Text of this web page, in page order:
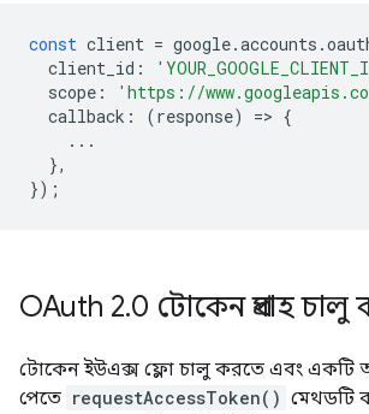
const client = google.accounts .
client_id :
scope :
'https://
callback : (response) => {
...
},
});
OAuth 2.0 টোকেন প্রবাহ
টোকেন ইউএক্স ফ্লো চালু করতে এবং একটি
পেতে requestAccessToken() মেথডটি